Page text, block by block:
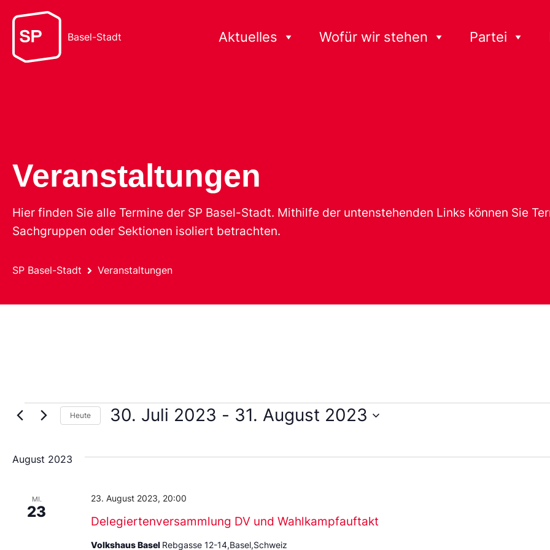
Basel-Stadt Aktuelles Wofür wir stehen Partei
Veranstaltungen
Hier finden Sie alle Termine der SP Basel-Stadt. Mithilfe der untenstehenden Links können Sie
Sachgruppen oder Sektionen isoliert betrachten.
SP Basel-Stadt Veranstaltungen
Heute 30. Juli 2023 - 31. August 2023
das
August 2023
MI.
23
Delegiertenversammlung DV und Wahlkampfauftakt
23. August 2023, 20:00
Volkshaus Basel Rebgasse 12-14,Basel,Schweiz